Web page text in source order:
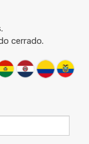
cerrado.